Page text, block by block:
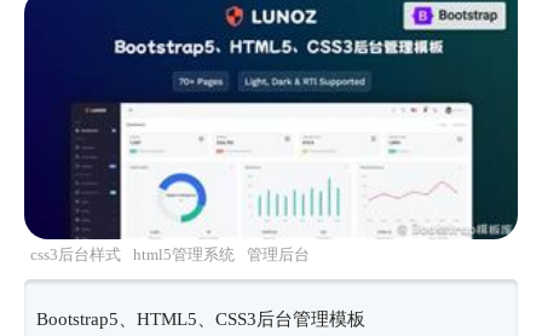
css3后台样式 html5管理系统
管理后台
Bootstrap5、HTML5、CSS3后台管理模板